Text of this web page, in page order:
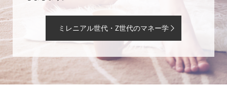
ミレニアル世代・Z世代のマネー学